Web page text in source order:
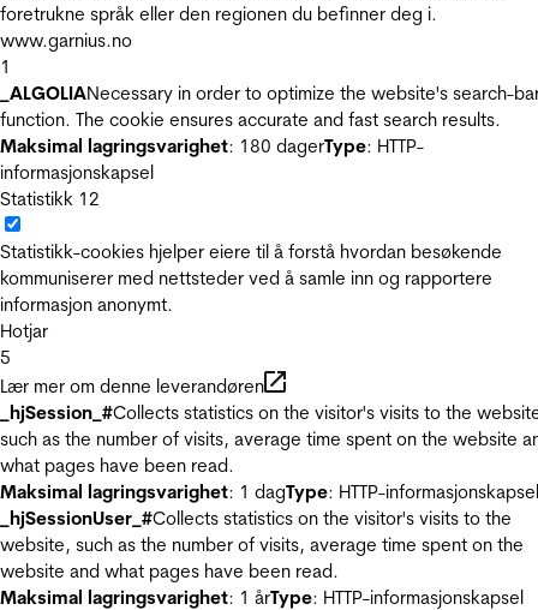
foretrukne språk eller den regionen du befinner deg i.
www.garnius.no
1
_ALGOLIANecessary in order to optimize the website's search-
function. The cookie ensures accurate and fast search results.
Maksimal lagringsvarighet: 180 dagerType: HTTP-
informasjonskapsel
Statistikk 12
Statistikk-cookies hjelper eiere til å forstå hvordan besøkende
kommuniserer med nettsteder ved å samle inn og rapportere
informasjon anonymt.
Hotjar
5
Lær mer om denne leverandøren
_hjSession_#Collects statistics on the visitor's visits to the
such as the number of visits, average time spent on the website
what pages have been read.
Maksimal lagringsvarighet: 1 dagType: HTTP-informasjonskapsel
_hjSessionUser_#Collects statistics on the visitor's visits to the
website, such as the number of visits, average time spent on the
website and what pages have been read.
Maksimal lagringsvarighet: 1 årType: HTTP-informasjonskapsel